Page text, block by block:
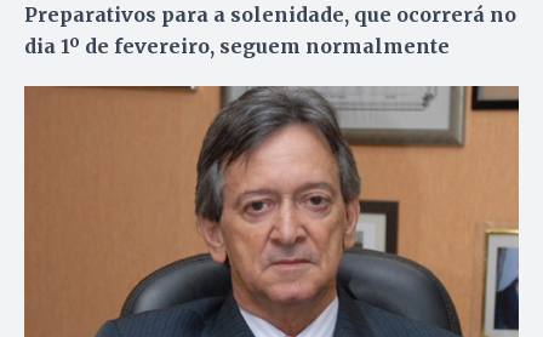
Preparativos para a solenidade, que ocorrerá no
dia 1º de fevereiro, seguem normalmente